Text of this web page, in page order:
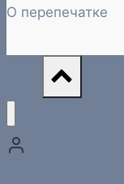
О перепечатке